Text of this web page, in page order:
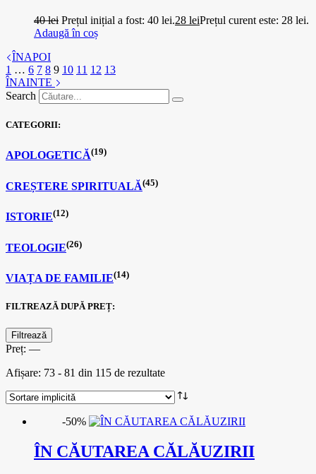
40lei Prețul inițial a fost: 40 lei.28 leiPrețul curent este: 28 lei.
Adaugă în coș
ÎNAPOI
1 … 6 7 8 9 10 11 12 13
ÎNAINTE
Search
CATEGORII:
APOLOGETICĂ(19)
CREȘTERE SPIRITUALĂ(45)
ISTORIE(12)
TEOLOGIE(26)
VIAȚA DE FAMILIE(14)
FILTREAZĂ DUPĂ PREȚ:
Filtrează
Preț: —
Afișare: 73 - 81 din 115 de rezultate
-50%
ÎN CĂUTAREA CĂLĂUZIRII